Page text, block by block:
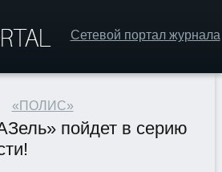
Сетевой портал журнала
«ПОЛИС»
пойдет в серию